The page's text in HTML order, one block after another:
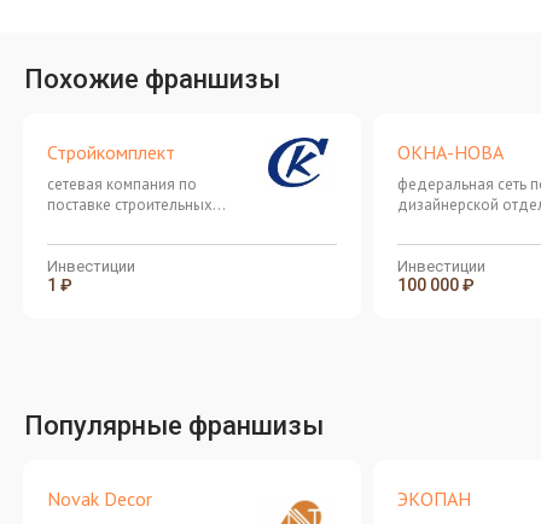
Похожие франшизы
Стройкомплект
сетевая компания по
поставке строительных
частных и корпоративных
клиентов
Инвестиции
1 ₽
ОКНА-НОВА
федеральная сеть
дизайнерской
Инвестиции
100 000 ₽
Популярные франшизы
Novak Decor ЭКОПАН